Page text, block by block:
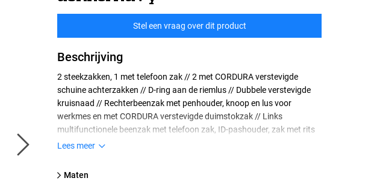
Stel een vraag over dit product
Beschrijving
2 steekzakken, 1 met telefoon zak // 2 met CORDURA verstevigde
schuine achterzakken // D-ring aan de riemlus // Dubbele verstevigde
kruisnaad // Rechterbeenzak met penhouder, knoop en lus voor
werkmes en met CORDURA verstevigde duimstokzak // Links
multifunctionele beenzak met telefoon zak, ID-pashouder, zak met rits
en een grote binnenzak met drukknoopsluiting // voorgevormde knieën
Lees meer
Maten